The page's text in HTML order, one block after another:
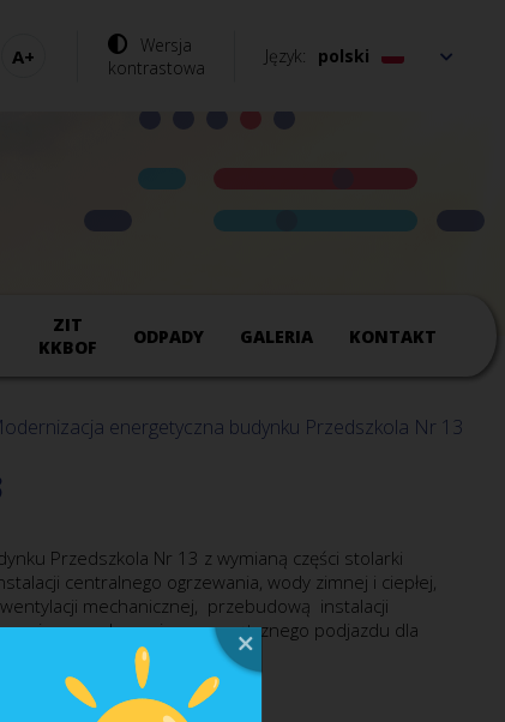
Wersja
kontrastowa
Język polski
ZIT
KKBOF
ODPADY GALERIA KONTAKT
energetyczna budynku Przedszkola Nr 13
Przedszkola Nr 13 z wymianą części stolarki
centralnego ogrzewania, wody zimnej i ciepłej,
mechanicznej, przebudową instalacji
oraz wykonaniem zewnętrznego podjazdu dla